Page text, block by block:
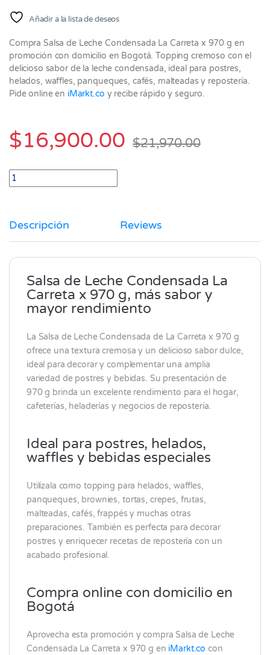
Añadir a la lista de deseos
Compra Salsa de Leche Condensada La Carreta x 970 g en
promoción con domicilio en Bogotá. Topping cremoso con el
delicioso sabor de la leche condensada, ideal para postres,
helados, waffles, panqueques, cafés, malteadas y repostería.
Pide online en iMarkt.co y recibe rápido y seguro.
$16,900.00 $21,970.00
Salsa de Leche Condensada La Carreta x 970 gr quantity
Descripción Reviews
Salsa de Leche Condensada La
Carreta x 970 g, más sabor y
mayor rendimiento
La Salsa de Leche Condensada de La Carreta x 970 g
ofrece una textura cremosa y un delicioso sabor dulce,
ideal para decorar y complementar una amplia
variedad de postres y bebidas. Su presentación de
970 g brinda un excelente rendimiento para el hogar,
cafeterías, heladerías y negocios de repostería.
Ideal para postres, helados,
waffles y bebidas especiales
Utilízala como topping para helados, waffles,
panqueques, brownies, tortas, crepes, frutas,
malteadas, cafés, frappés y muchas otras
preparaciones. También es perfecta para decorar
postres y enriquecer recetas de repostería con un
acabado profesional.
Compra online con domicilio en
Bogotá
Aprovecha esta promoción y compra Salsa de Leche
Condensada La Carreta x 970 g en iMarkt.co con